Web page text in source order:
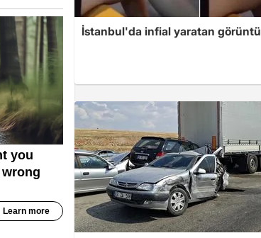
İstanbul'da infial yaratan görüntü